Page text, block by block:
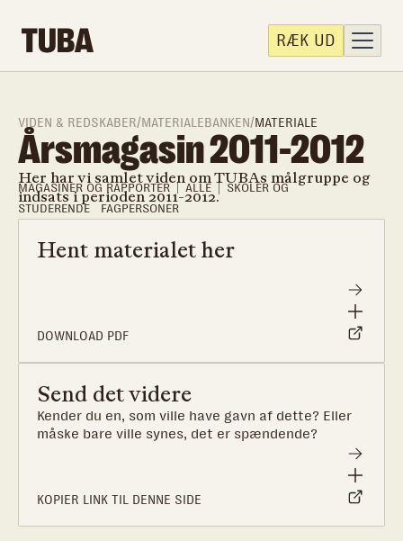
RÆK UD
VIDEN & REDSKABER/MATERIALEBANKEN/MATERIALE
MAGASINER OG RAPPORTER ALLE
SKOLER OG
STUDERENDE
FAGPERSONER
Årsmagasin 2011-2012
Her har vi samlet viden om TUBAs målgruppe og
indsats i perioden 2011-2012.
DOWNLOAD PDF
Hent materialet her
KOPIER LINK TIL DENNE SIDE
Send det videre
Kender du en, som ville have gavn af dette? Eller
måske bare ville synes, det er spændende?